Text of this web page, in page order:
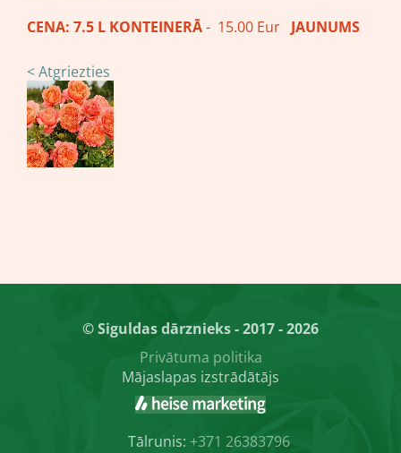
CENA: 7.5 L KONTEINERĀ- 15.00 Eur JAUNUMS
< Atgriezties
© Siguldas dārznieks - 2017 - 2026
Privātuma politika
Mājaslapas izstrādātājs
Tālrunis: +371 26383796